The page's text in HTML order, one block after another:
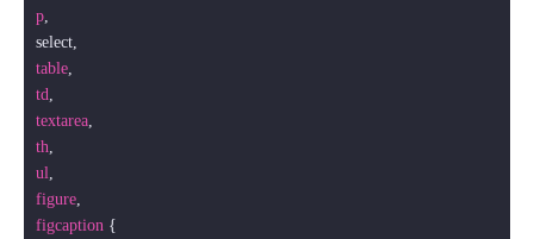
p,
table
td
textarea
th
ul
figure
figcaption {